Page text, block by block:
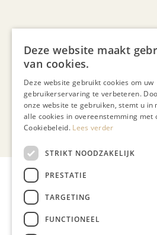
Bekijk alle artikelen
Gerelateerd
Deze website maakt
van cookies.
Deze website gebruikt cookies om uw
gebruikerservaring te verbeteren.
onze website te gebruiken, stemt u in
alle cookies in overeenstemming met
Cookiebeleid. Lees verder
STRIKT NOODZAKELIJK
PRESTATIE
TARGETING
FUNCTIONEEL